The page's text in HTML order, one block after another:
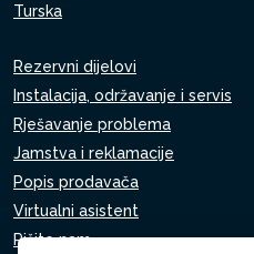
Turska
Rezervni dijelovi
Instalacija, održavanje i servis
Rješavanje problema
Jamstva i reklamacije
Popis prodavača
Virtualni asistent
Pišite nam